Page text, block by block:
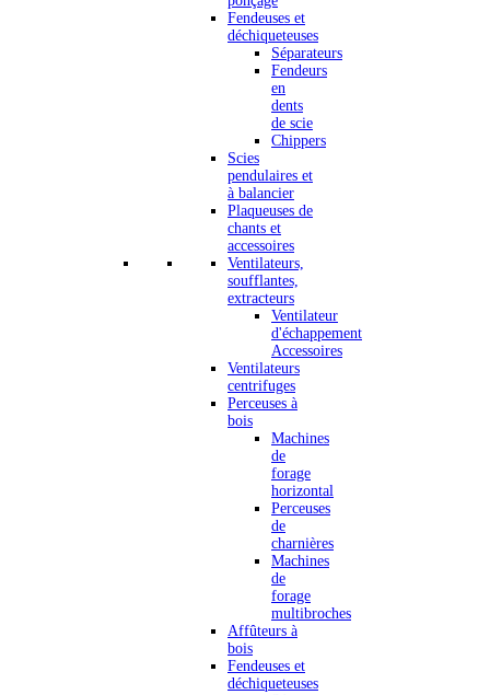
Fendeuses et
déchiqueteuses
Séparateurs
Fendeurs
en
dents
de scie
Chippers
Scies
pendulaires et
à balancier
Plaqueuses de
chants et
accessoires
Ventilateurs,
soufflantes,
extracteurs
Ventilateur
d'échappement
Accessoires
Ventilateurs
centrifuges
Perceuses à
bois
Machines
de
forage
horizontal
Perceuses
de
charnières
Machines
de
forage
multibroches
Affûteurs à
bois
Fendeuses et
déchiqueteuses